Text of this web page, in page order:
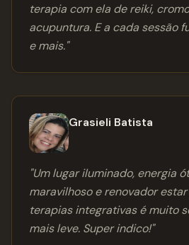
terapia com ela de reiki,
acupuntura. E a cada sessão
e mais."
Grasieli Batista
"Um lugar iluminado, energia
maravilhoso e renovador
terapias integrativas é muito
mais leve. Super indico!"